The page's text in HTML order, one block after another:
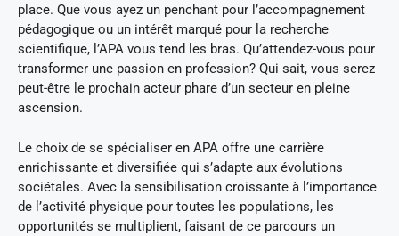
place. Que vous ayez un penchant pour l’accompagnement
pédagogique ou un intérêt marqué pour la recherche
scientifique, l’APA vous tend les bras. Qu’attendez-vous pour
transformer une passion en profession? Qui sait, vous serez
peut-être le prochain acteur phare d’un secteur en pleine
ascension.
Le choix de se spécialiser en APA offre une carrière
enrichissante et diversifiée qui s’adapte aux évolutions
sociétales. Avec la sensibilisation croissante à l’importance
de l’activité physique pour toutes les populations, les
opportunités se multiplient, faisant de ce parcours un